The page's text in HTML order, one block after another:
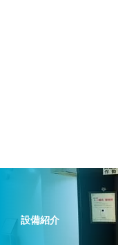
設備紹介